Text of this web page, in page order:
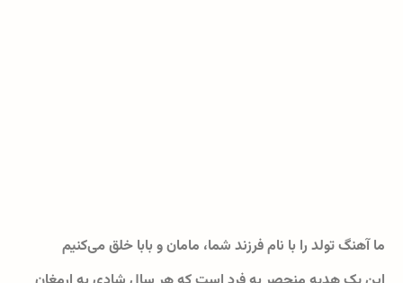
ما آهنگ تولد را با نام فرزند شما، مامان و بابا خلق می‌کنیم